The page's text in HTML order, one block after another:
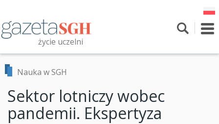
treści
życie uczelni
Przeszukaj witrynę
Nauka w SGH
Sektor lotniczy wobec
pandemii. Ekspertyza